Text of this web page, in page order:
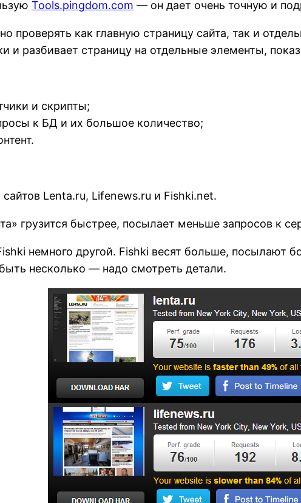
Tools.pingdom.com — он дает очень точную и
проверять как главную страницу сайта, так и
и разбивает страницу на отдельные элементы,
и скрипты;
к БД и их большое количество;
Lenta.ru, Lifenews.ru и Fishki.net.
грузится быстрее, посылает меньше запросов к
немного другой. Fishki весят больше, посылают
несколько — надо смотреть детали.